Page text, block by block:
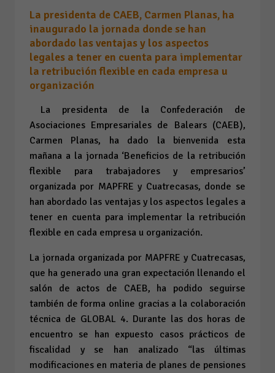
La presidenta de CAEB, Carmen Planas, ha
inaugurado la jornada donde se han
abordado las ventajas y los aspectos
legales a tener en cuenta para implementar
la retribución flexible en cada empresa u
organización
La presidenta de la Confederación de
Asociaciones Empresariales de Balears (CAEB),
Carmen Planas, ha dado la bienvenida esta
mañana a la jornada ‘Beneficios de la retribución
flexible para trabajadores y empresarios’
organizada por MAPFRE y Cuatrecasas, donde se
han abordado las ventajas y los aspectos legales a
tener en cuenta para implementar la retribución
flexible en cada empresa u organización.
La jornada organizada por MAPFRE y Cuatrecasas,
que ha generado una gran expectación llenando el
salón de actos de CAEB, ha podido seguirse
también de forma online gracias a la colaboración
técnica de GLOBAL 4. Durante las dos horas de
encuentro se han expuesto casos prácticos de
fiscalidad y se han analizado “las últimas
modificaciones en materia de planes de pensiones